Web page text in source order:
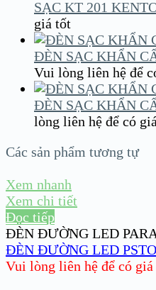
SẠC KT 201
giá tốt
ĐÈN SẠC KHẨN
Vui lòng liên hệ để
ĐÈN SẠC KHẨN
lòng liên hệ để có
Các sản phẩm tương tự
Xem nhanh
Xem chi tiết
Đọc tiếp
ĐÈN ĐƯỜNG LED
ĐÈN ĐƯỜNG LED
Vui lòng liên hệ để có